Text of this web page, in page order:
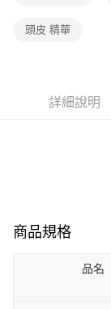
頭皮 精華
詳細說明
商品規格
品名